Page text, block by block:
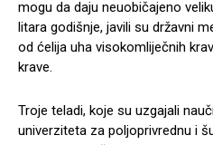
mogu da daju neuobičajeno
litara godišnje, javili su državni
od ćelija uha visokomliječnih
krave.
Troje teladi, koje su uzgajali
univerziteta za poljoprivrednu i